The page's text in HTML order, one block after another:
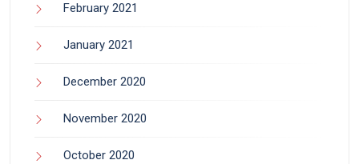
February 2021
January 2021
December 2020
November 2020
October 2020